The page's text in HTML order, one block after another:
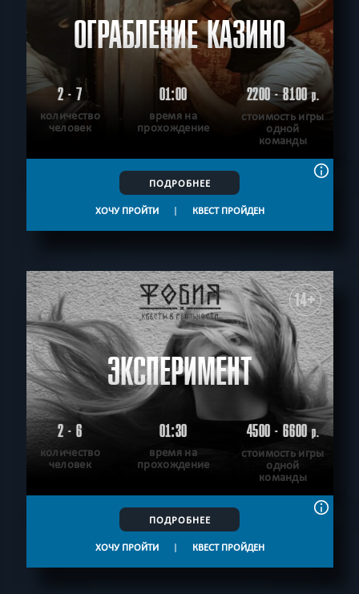
ОГРАБЛЕНИЕ КАЗИНО
2 - 7
количество
человек
01:00
время на
прохождение
2200 - 8100р.
стоимость игры
одной
команды
ПОДРОБНЕЕ
ХОЧУ ПРОЙТИ | КВЕСТ ПРОЙДЕН
14+
ЭКСПЕРИМЕНТ
2 - 6
количество
человек
01:30
время на
прохождение
4500 - 6600р.
стоимость игры
одной
команды
ПОДРОБНЕЕ
ХОЧУ ПРОЙТИ | КВЕСТ ПРОЙДЕН